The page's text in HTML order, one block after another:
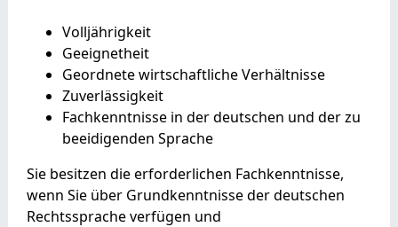
Volljährigkeit
Geeignetheit
Geordnete wirtschaftliche Verhältnisse
Zuverlässigkeit
Fachkenntnisse in der deutschen und der zu
beeidigenden Sprache
Sie besitzen die erforderlichen Fachkenntnisse,
wenn Sie über Grundkenntnisse der deutschen
Rechtssprache verfügen und